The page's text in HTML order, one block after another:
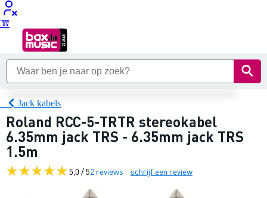
Jack kabels
Roland RCC-5-TRTR stereokabel
6.35mm jack TRS - 6.35mm jack TRS
1.5m
5,0 / 52 reviews schrijf een review